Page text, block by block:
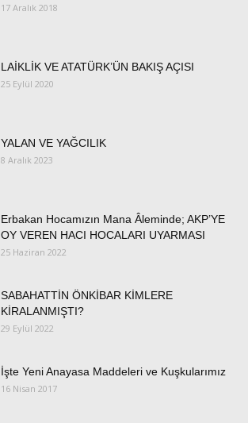
17 Aralık 2018
LAİKLİK VE ATATÜRK’ÜN BAKIŞ AÇISI
25 Eylül 2020
YALAN VE YAĞCILIK
8 Aralık 2023
Erbakan Hocamızın Mana Âleminde; AKP’YE
OY VEREN HACI HOCALARI UYARMASI
25 Haziran 2022
SABAHATTİN ÖNKİBAR KİMLERE
KİRALANMIŞTI?
29 Eylül 2022
İşte Yeni Anayasa Maddeleri ve Kuşkularımız
16 Nisan 2017